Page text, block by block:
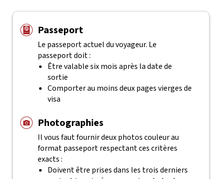
Passeport
Le passeport actuel du voyageur. Le
passeport doit :
Être valable six mois après la date de
sortie
Comporter au moins deux pages vierges de
visa
Photographies
Il vous faut fournir deux photos couleur au
format passeport respectant ces critères
exacts :
Doivent être prises dans les trois derniers